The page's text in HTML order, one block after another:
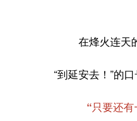
在烽火连天
“到延安去！”的
“只要还有